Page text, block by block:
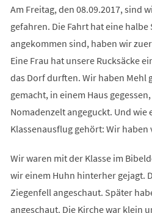
Am Freitag, den 08.09.2017, sind
gefahren. Die Fahrt hat eine
angekommen sind, haben wir
Eine Frau hat unsere Rucksäcke
das Dorf durften. Wir haben Mehl
gemacht, in einem Haus
Nomadenzelt angeguckt. Und wie
Klassenausflug gehört: Wir haben
Wir waren mit der Klasse im
wir einem Huhn hinterher gejagt.
Ziegenfell angeschaut. Später
angeschaut. Die Kirche war klein